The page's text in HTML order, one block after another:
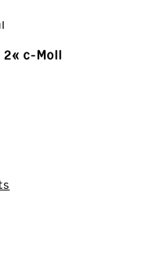
c-Moll